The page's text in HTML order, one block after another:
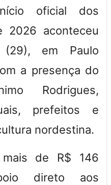
oficial dos
2026 aconteceu
(29), em Paulo
a presença do
Rodrigues,
prefeitos e
nordestina.
mais de R$ 146
direto aos